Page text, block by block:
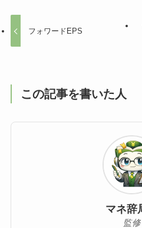
フォワードEPS
この記事を書いた人
マネ辞
監修